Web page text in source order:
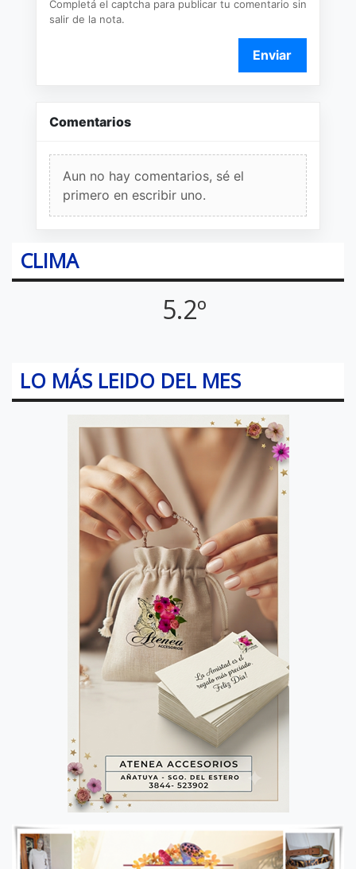
Completá el captcha para publicar tu comentario sin
salir de la nota.
Enviar
Comentarios
Aun no hay comentarios, sé el
primero en escribir uno.
CLIMA
5.2º
LO MÁS LEIDO DEL MES